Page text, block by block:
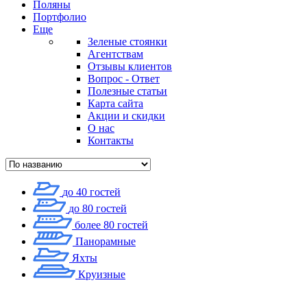
Поляны
Портфолио
Еще
Зеленые стоянки
Агентствам
Отзывы клиентов
Вопрос - Ответ
Полезные статьи
Карта сайта
Акции и скидки
О нас
Контакты
до 40 гостей
до 80 гостей
более 80 гостей
Панорамные
Яхты
Круизные